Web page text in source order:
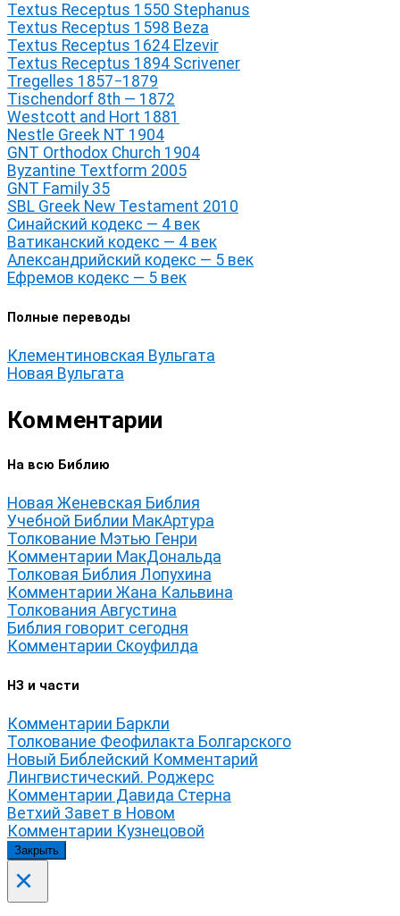
Textus Receptus 1550 Stephanus
Textus Receptus 1598 Beza
Textus Receptus 1624 Elzevir
Textus Receptus 1894 Scrivener
Tregelles 1857−1879
Tischendorf 8th — 1872
Westcott and Hort 1881
Nestle Greek NT 1904
GNT Orthodox Church 1904
Byzantine Textform 2005
GNT Family 35
SBL Greek New Testament 2010
Синайский кодекс — 4 век
Ватиканский кодекс — 4 век
Александрийский кодекс — 5 век
Ефремов кодекс — 5 век
Полные переводы
Клементиновская Вульгата
Новая Вульгата
Комментарии
На всю Библию
Новая Женевская Библия
Учебной Библии МакАртура
Толкование Мэтью Генри
Комментарии МакДональда
Толковая Библия Лопухина
Комментарии Жана Кальвина
Толкования Августина
Библия говорит сегодня
Комментарии Скоуфилда
НЗ и части
Комментарии Баркли
Толкование Феофилакта Болгарского
Новый Библейский Комментарий
Лингвистический. Роджерс
Комментарии Давида Стерна
Ветхий Завет в Новом
Комментарии Кузнецовой
Закрыть
×